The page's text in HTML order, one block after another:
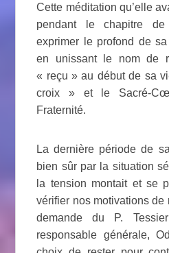
Cette méditation qu’elle
pendant le chapitre
exprimer le profond de
en unissant le nom de
« reçu » au début de sa
croix » et le Sacré-
Fraternité.
La dernière période de
bien sûr par la situation
la tension montait et se
vérifier nos motivations de
demande du P.
responsable générale,